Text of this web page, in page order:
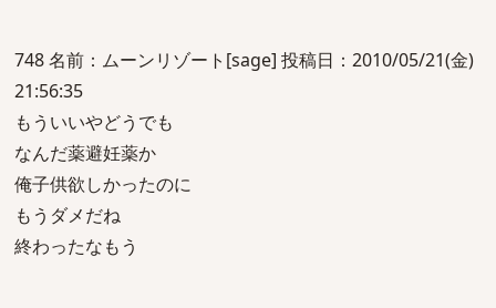
748 名前：ムーンリゾート[sage] 投稿日：2010/05/21(金)
21:56:35
もういいやどうでも
なんだ薬避妊薬か
俺子供欲しかったのに
もうダメだね
終わったなもう